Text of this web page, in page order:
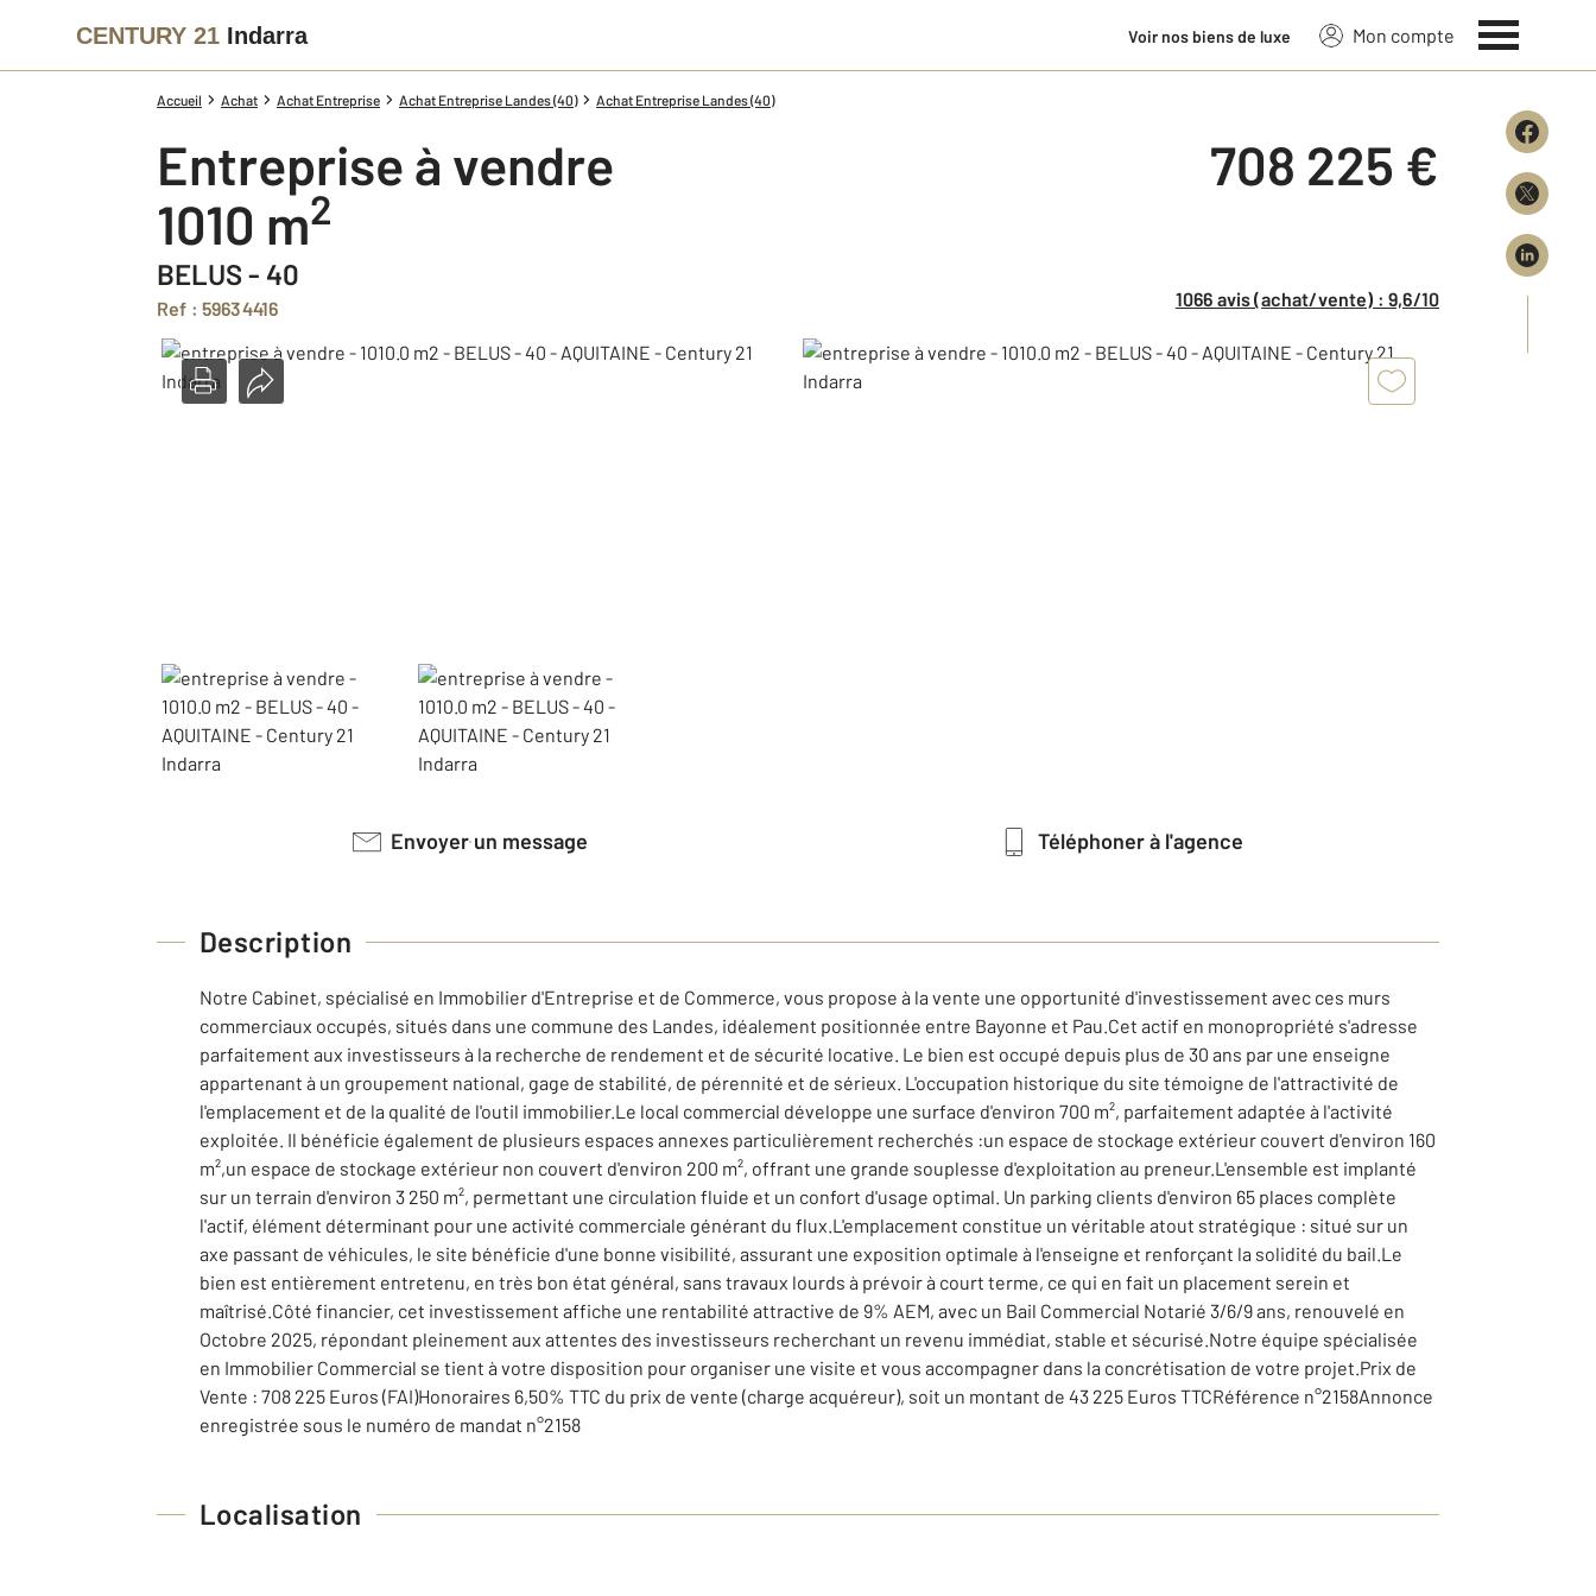
CENTURY 21 Indarra Voir nos biens de luxe Mon compte
Accueil Achat Achat Entreprise Achat Entreprise Landes (40) Achat Entreprise Landes (40)
Entreprise à vendre
1010 m2
BELUS - 40
Ref : 59634416
708 225 €
1066 avis (achat/vente) : 9,6/10
Envoyer un message Téléphoner à l'agence
Description
Notre Cabinet, spécialisé en Immobilier d'Entreprise et de Commerce, vous propose à la vente une opportunité d'investissement avec ces murs
commerciaux occupés, situés dans une commune des Landes, idéalement positionnée entre Bayonne et Pau.Cet actif en monopropriété s'adresse
parfaitement aux investisseurs à la recherche de rendement et de sécurité locative. Le bien est occupé depuis plus de 30 ans par une enseigne
appartenant à un groupement national, gage de stabilité, de pérennité et de sérieux. L'occupation historique du site témoigne de l'attractivité de
l'emplacement et de la qualité de l'outil immobilier.Le local commercial développe une surface d'environ 700 m², parfaitement adaptée à l'activité
exploitée. Il bénéficie également de plusieurs espaces annexes particulièrement recherchés :un espace de stockage extérieur couvert d'environ 160
m²,un espace de stockage extérieur non couvert d'environ 200 m², offrant une grande souplesse d'exploitation au preneur.L'ensemble est implanté
sur un terrain d'environ 3 250 m², permettant une circulation fluide et un confort d'usage optimal. Un parking clients d'environ 65 places complète
l'actif, élément déterminant pour une activité commerciale générant du flux.L'emplacement constitue un véritable atout stratégique : situé sur un
axe passant de véhicules, le site bénéficie d'une bonne visibilité, assurant une exposition optimale à l'enseigne et renforçant la solidité du bail.Le
bien est entièrement entretenu, en très bon état général, sans travaux lourds à prévoir à court terme, ce qui en fait un placement serein et
maîtrisé.Côté financier, cet investissement affiche une rentabilité attractive de 9% AEM, avec un Bail Commercial Notarié 3/6/9 ans, renouvelé en
Octobre 2025, répondant pleinement aux attentes des investisseurs recherchant un revenu immédiat, stable et sécurisé.Notre équipe spécialisée
en Immobilier Commercial se tient à votre disposition pour organiser une visite et vous accompagner dans la concrétisation de votre projet.Prix de
Vente : 708 225 Euros (FAI)Honoraires 6,50% TTC du prix de vente (charge acquéreur), soit un montant de 43 225 Euros TTCRéférence n°2158Annonce
enregistrée sous le numéro de mandat n°2158
Localisation